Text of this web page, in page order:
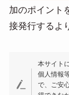
加のポイント
接発行するよ
本サイト
個人情報
で、ご安